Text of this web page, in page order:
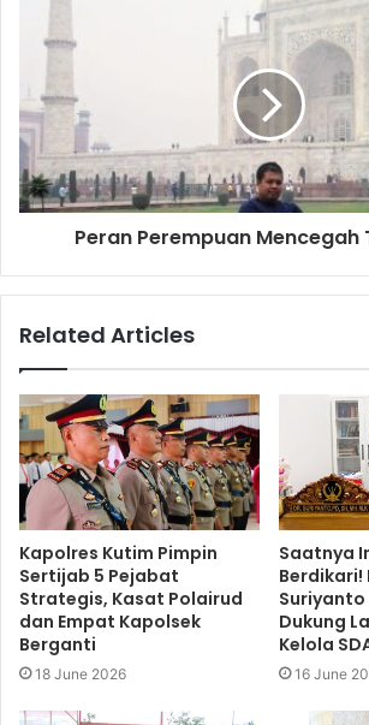
Peran Perempuan Mencegah
Related Articles
Kapolres Kutim Pimpin
Sertijab 5 Pejabat
Strategis, Kasat Polairud
dan Empat Kapolsek
Berganti
18 June 2026
Saatnya
Berdikari!
Suriyanto
Dukung
Kelola
16 June